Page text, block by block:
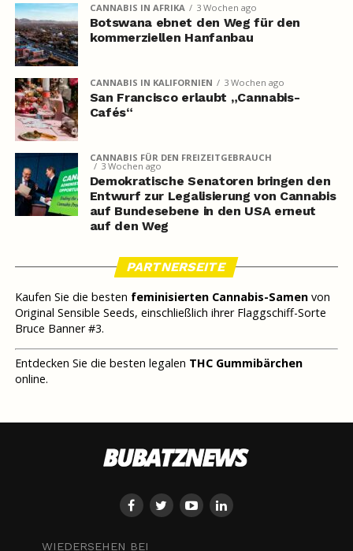
CANNABIS IN AFRIKA 3 Wochen ago
Botswana ebnet den Weg für den
kommerziellen Hanfanbau
CANNABIS IN KALIFORNIEN 3 Wochen ago
San Francisco erlaubt „Cannabis-
Cafés“
CANNABIS FÜR DEN FREIZEITGEBRAUCH
3 Wochen ago
Demokratische Senatoren bringen den
Entwurf zur Legalisierung von Cannabis
auf Bundesebene in den USA erneut
auf den Weg
PARTNERSEITE
Kaufen Sie die besten feminisierten Cannabis-Samenvon
Original Sensible Seeds, einschließlich ihrer Flaggschiff-Sorte
Bruce Banner #3.
Entdecken Sie die besten legalen THC Gummibärchen
online.
WIEDERSEHEN BEI